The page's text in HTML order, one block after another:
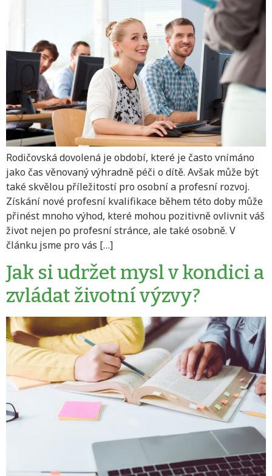
Rodičovská dovolená je období, které je často vnímáno
jako čas věnovaný výhradně péči o dítě. Avšak může být
také skvělou příležitostí pro osobní a profesní rozvoj.
Získání nové profesní kvalifikace během této doby může
přinést mnoho výhod, které mohou pozitivně ovlivnit váš
život nejen po profesní stránce, ale také osobně. V
článku jsme pro vás […]
Jak si udržet mysl v kondici a
zvládat životní výzvy?